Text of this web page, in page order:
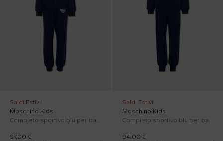
Saldi Estivi
Moschino Kids
Completo sportivo blu per bambini con Teddy Bear
97,00 €
Saldi Estivi
Moschino Kids
Completo sportivo blu per bambini con logo
94,00 €